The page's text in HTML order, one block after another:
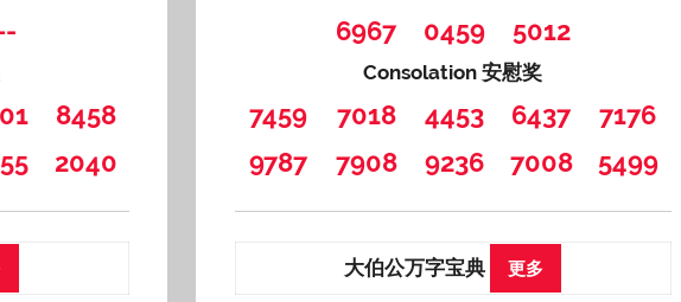
8458
2040
6967
0459 5012
Consolation 安慰奖
7459 7018 4453 6437
7176
9787
7908 9236 7008 5499
大伯公万字宝典 更多